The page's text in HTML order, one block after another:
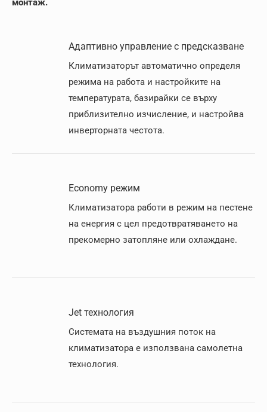
монтаж.
Адаптивно управление с предсказване
Климатизаторът автоматично определя
режима на работа и настройките на
температурата, базирайки се върху
приблизително изчисление, и настройва
инверторната честота.
Economy режим
Климатизатора работи в режим на пестене
на енергия с цел предотвратяването на
прекомерно затопляне или охлаждане.
Jet технология
Системата на въздушния поток на
климатизатора е използвана самолетна
технолoгия.